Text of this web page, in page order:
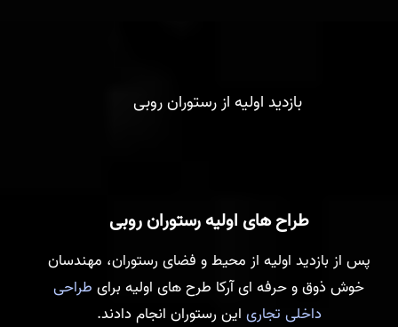
بازدید اولیه از رستوران روبی
طراح های اولیه رستوران روبی
پس از بازدید اولیه از محیط و فضای رستوران، مهندسان
خوش ذوق و حرفه ای آرکا طرح های اولیه برای طراحی
داخلی تجاری این رستوران انجام دادند.